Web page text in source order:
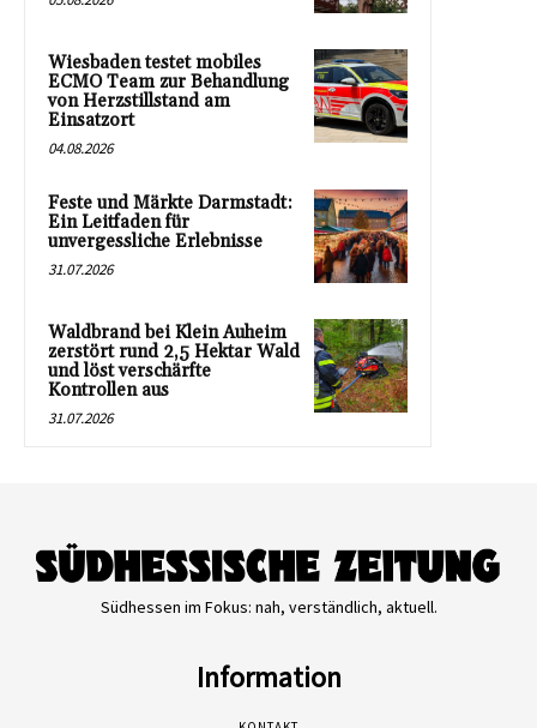
Wiesbaden testet mobiles
ECMO Team zur Behandlung
von Herzstillstand am
Einsatzort
04.08.2026
Feste und Märkte Darmstadt:
Ein Leitfaden für
unvergessliche Erlebnisse
31.07.2026
Waldbrand bei Klein Auheim
zerstört rund 2,5 Hektar Wald
und löst verschärfte
Kontrollen aus
31.07.2026
Südhessen im Fokus: nah, verständlich, aktuell.
Information